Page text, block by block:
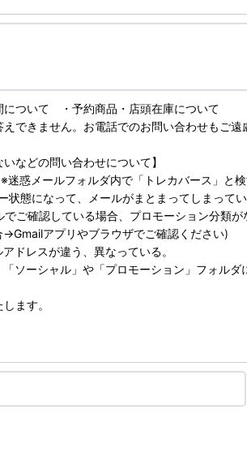
ついて ・予約商品・店頭在庫について
えできません。お電話でのお問い合わせもご遠
などの問い合わせについて】
迷惑メールフォルダ内で「トレカバース」と
状態になって、メールがまとまってしまってい
ご確認している場合、プロモーション分類
アプリやブラウザでご確認ください)
ドレスが違う、異なっている。
ソーシャル」や「プロモーション」フォルダ
ます。